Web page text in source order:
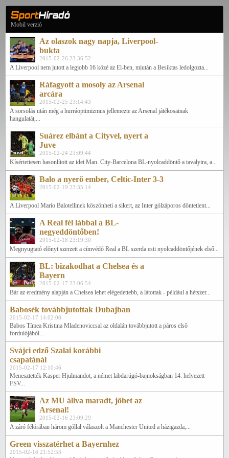
Mobil verzió
Az olaszok nagy napja, Liverpool-
bukta
2015-02-26 23:36:52
A Liverpool nem jutott a legjobb 16 közé az El-ben, miután a Besiktas ledolgozta...
Ráfagyott a mosoly az Arsenal
arcára
2015-02-25 23:14:43
A sorsolás után még a hurráoptimizmus jellemezte az Arsenal játékosainak
hangulatát,...
Suárez elbánt a Cityvel, nyert a
Juve
2015-02-24 23:09:44
Kísértetiesen hasonlított az idei Man. City-Barcelona BL-nyolcaddöntő a tavalyira, a...
Balo a nyerő ember, Celtic-Inter 3-3
2015-02-19 23:35:14
A Liverpool Mario Balotellinek köszönheti a sikert, az Inter gólzáporos döntetlent...
A Real fél lábbal a BL-
negyeddöntőben!
2015-02-18 23:19:30
Megnyugtató előnyt szerzett a címvédő Real a BL szerda esti nyolcaddöntőjének első...
BL: bizakodhat a Chelsea és a
Bayern
2015-02-17 23:06:54
Bár az eredmény alapján a Chelsea lehet elégedettebb, a látottak - például a hétszer...
Babosék továbbjutottak Dubajban
2015-02-17 14:02:08
Babos Tímea Kristina Mladenoviccsal az oldalán továbbjutott a páros első
fordulójából...
Svájci edző Szalai korábbi
csapatánál
2015-02-17 12:10:46
Menesztették Kasper Hjulmandot, a német labdarúgó-bajnokságban 14. helyezett
FSV...
Az MU állva maradt, jöhet az
Arsenal!
2015-02-16 23:09:29
A záró félórában három góllal válaszolt a Manchester United a házigazda,...
Green visszatérhet a Bayernhez
2015-02-16 21:52:53